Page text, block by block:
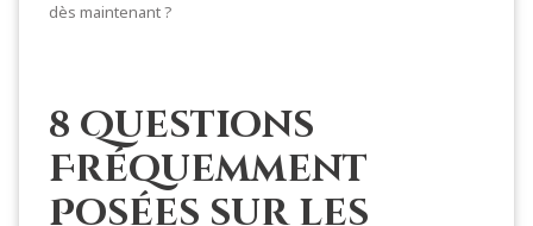
dès maintenant ?
8 Questions
Fréquemment
Posées sur les